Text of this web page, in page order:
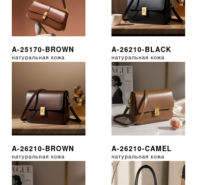
A-25170-BROWN
натуральная кожа
A-26210-BLACK
натуральная кожа
A-26210-BROWN
натуральная кожа
A-26210-CAMEL
натуральная кожа